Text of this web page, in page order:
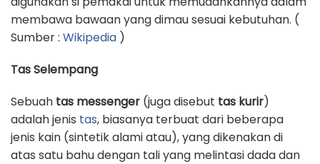
membawa bawaan yang dimau sesuai kebutuhan. (
Sumber : Wikipedia )
Tas Selempang
Sebuah tas messenger (juga disebut tas kurir)
adalah jenis tas, biasanya terbuat dari beberapa
jenis kain (sintetik alami atau), yang dikenakan di
atas satu bahu dengan tali yang melintasi dada dan